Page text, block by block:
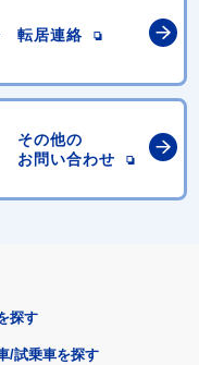
転居連絡
その他の
お問い合わせ
探す
/試乗車を探す